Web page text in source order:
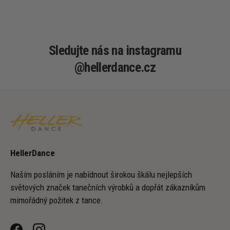
Sledujte nás na instagramu
@hellerdance.cz
HellerDance
Naším posláním je nabídnout širokou škálu nejlepších
světových značek tanečních výrobků a dopřát zákazníkům
mimořádný požitek z tance.